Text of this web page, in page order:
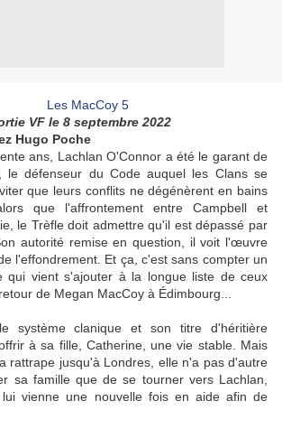
VF le 8 septembre 2022
Hugo Poche
ans, Lachlan O'Connor a été le garant de
le défenseur du Code auquel les Clans se
que leurs conflits ne dégénèrent en bains
que l'affrontement entre Campbell et
le Trèfle doit admettre qu'il est dépassé par
autorité remise en question, il voit l'œuvre
l'effondrement. Et ça, c'est sans compter un
qui vient s'ajouter à la longue liste de ceux
de Megan MacCoy à Édimbourg...
système clanique et son titre d'héritière
à sa fille, Catherine, une vie stable. Mais
rattrape jusqu'à Londres, elle n'a pas d'autre
sa famille que de se tourner vers Lachlan,
vienne une nouvelle fois en aide afin de